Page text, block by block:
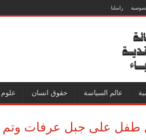
راسلنا
عالم السياسة حقوق انسان
طفل على جبل عرفات